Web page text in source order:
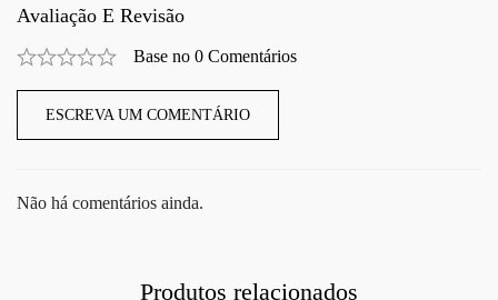
Avaliação E Revisão
Base no 0 Comentários
ESCREVA UM COMENTÁRIO
Não há comentários ainda.
Produtos relacionados